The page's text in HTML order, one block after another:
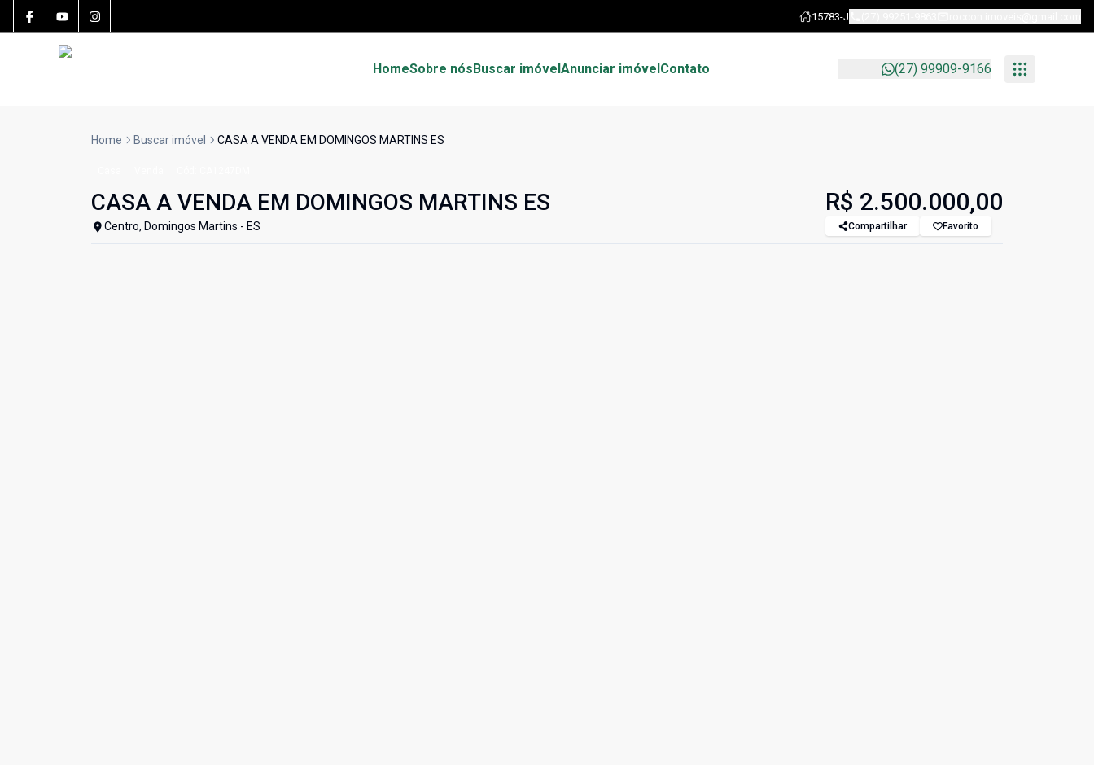
15783-J
HomeSobre nósBuscar imóvelAnunciar imóvelContato (27) 99909-9166
Home Buscar imóvel CASA A VENDA EM DOMINGOS MARTINS ES
CASA A VENDA EM DOMINGOS MARTINS ES
Centro, Domingos Martins - ES
R$ 2.500.000,00
Compartilhar Favorito